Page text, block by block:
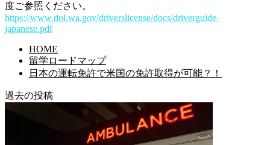
度ご参照ください。
https://www.dol.wa.gov/driverslicense/docs/driverguide-
japanese.pdf
HOME
留学ロードマップ
日本の運転免許で米国の免許取得が可能？！
過去の投稿